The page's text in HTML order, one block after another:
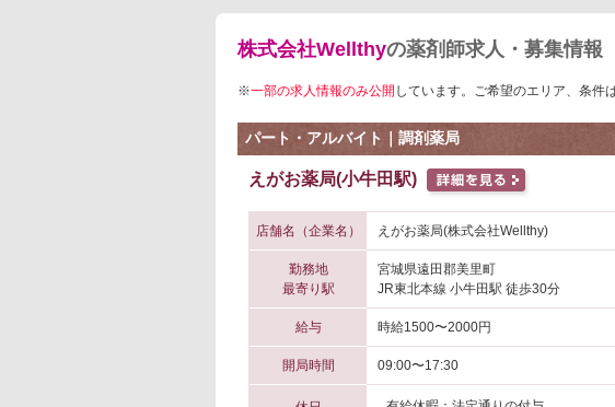
株式会社Wellthyの薬剤師求人・募集情報
※一部の求人情報のみ公開 しています。ご希望のエリア、条件
パート・アルバイト｜調剤薬局
えがお薬局(小牛田駅)
店舗名（企業名） えがお薬局(株式会社Wellthy)
勤務地
最寄り駅
宮城県遠田郡美里町
JR東北本線 小牛田駅 徒歩30分
給与 時給1500〜2000円
開局時間 09:00〜17:30